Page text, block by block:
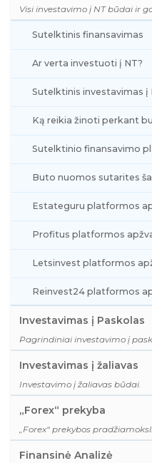
Visi investavimo į NT būdai ir
Sutelktinis finansavimas
Ar verta investuoti į NT?
Sutelktinis investavimas į
Ką reikia žinoti perkant
Sutelktinio finansavimo
Buto nuomos sutarites
Estateguru platformos
Profitus platformos
Letsinvest platformos
Reinvest24 platformos
Investavimas į Paskolas
Pagrindiniai investavimo į
Investavimas į žaliavas
Investavimo į žaliavas būdai.
„Forex“ prekyba
„Forex“ prekybos
Finansinė Analizė